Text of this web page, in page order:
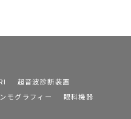
超音波診断装置
モグラフィー
眼科機器